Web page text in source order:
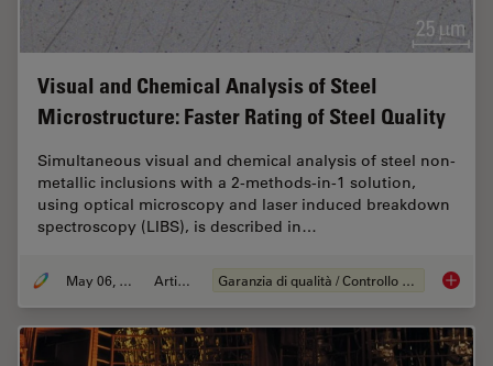
Visual and Chemical Analysis of Steel
Microstructure: Faster Rating of Steel Quality
Simultaneous visual and chemical analysis of steel non-
metallic inclusions with a 2-methods-in-1 solution,
using optical microscopy and laser induced breakdown
spectroscopy (LIBS), is described in…
May 06, 2020 Articolo Garanzia di qualità / Controllo di qualità Visual